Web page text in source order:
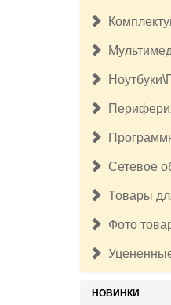
Сетевое
Товары
Фото
НОВИНКИ